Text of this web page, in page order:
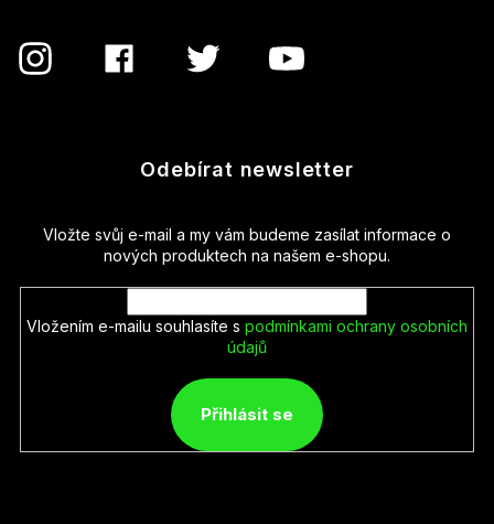
Odebírat newsletter
Vložte svůj e-mail a my vám budeme zasílat informace o
nových produktech na našem e-shopu.
Vložením e-mailu souhlasíte s podmínkami ochrany osobních
údajů
Přihlásit se